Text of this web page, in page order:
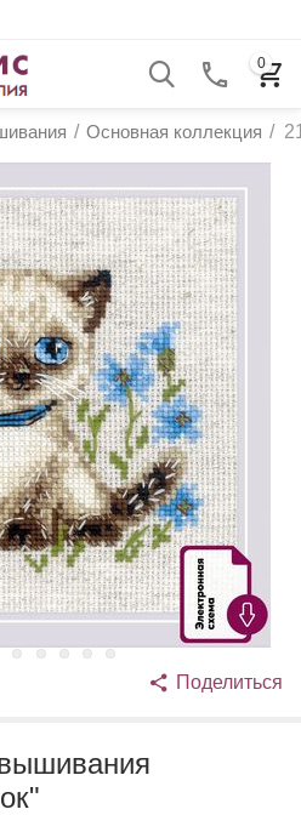
0
/ Основная коллекция /
Поделиться